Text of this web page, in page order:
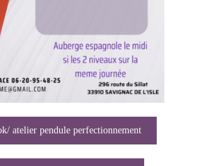
atelier pendule perfectionnement